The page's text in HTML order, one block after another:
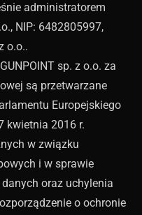
administratorem
NIP: 6482805997,
o.o..
sp. z o.o. za
są przetwarzane
Europejskiego
kwietnia 2016 r.
w związku
i w sprawie
oraz uchylenia
o ochronie